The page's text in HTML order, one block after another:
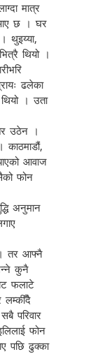
मात्र
आए छ । घर
थुइय्या,
थियो ।
ढलेका
। उता
उठेन ।
काठमाडौं,
आवाज
फोन
अनुमान
। तर आफ्नै
कुनै
फलाटे
लम्कीँदै
परिवार
फोन
पछि ढुक्का